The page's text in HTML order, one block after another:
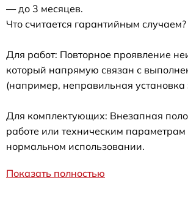
— до 3 месяцев.
Что считается гарантийным случаем?
Для работ: Повторное проявление
который напрямую связан с
(например, неправильная установка
Для комплектующих: Внезапная
работе или техническим
нормальном использовании.
Показать полностью